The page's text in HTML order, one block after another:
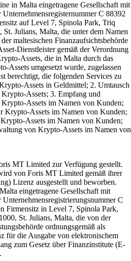
in Malta eingetragene Gesellschaft mit
C 88392
auf Level 7, Spinola Park, Triq
Julians, Malta, die unter dem Namen
maltesischen Finanzaufsichtsbehörde
Dienstleister gemäß der Verordnung
Assets, die in Malta durch das
Assets umgesetzt wurde, zugelassen
die folgenden Services zu
Assets in Geldmittel; 2. Umtausch
Assets; 3. Empfang und
Assets im Namen von Kunden;
Krypto-Assets im Namen von Kunden;
Assets im Namen von Kunden;
von Krypto-Assets im Namen von
MT Limited zur Verfügung gestellt.
von Foris MT Limited gemäß ihrer
Lizenz ausgestellt und beworben.
eingetragene Gesellschaft mit
C
Firmensitz in Level 7, Spinola Park,
St. Julians, Malta, die von der
ordnungsgemäß als
für die Ausgabe von elektronischem
zum Gesetz über Finanzinstitute (E-